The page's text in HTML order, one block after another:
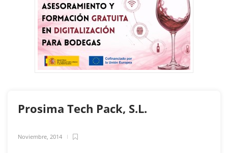
Prosima Tech Pack, S.L.
Noviembre, 2014